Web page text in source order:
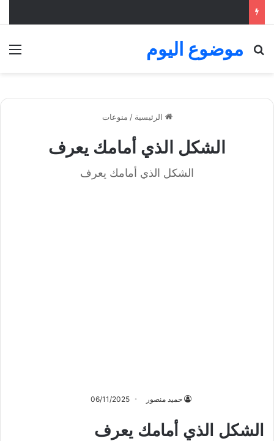
موضوع اليوم
بحث عن
الرئيسية / منوعات
الشكل الذي أمامك يعرف
الشكل الذي أمامك يعرف
حميد منصور 06/11/2025
الشكل الذي أمامك يعرف